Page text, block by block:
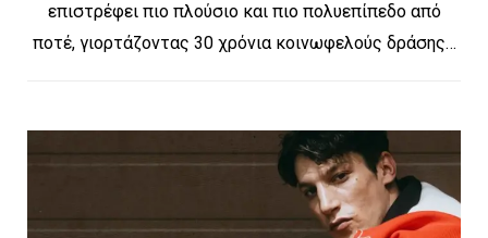
επιστρέφει πιο πλούσιο και πιο πολυεπίπεδο από
ποτέ, γιορτάζοντας 30 χρόνια κοινωφελούς δράσης…